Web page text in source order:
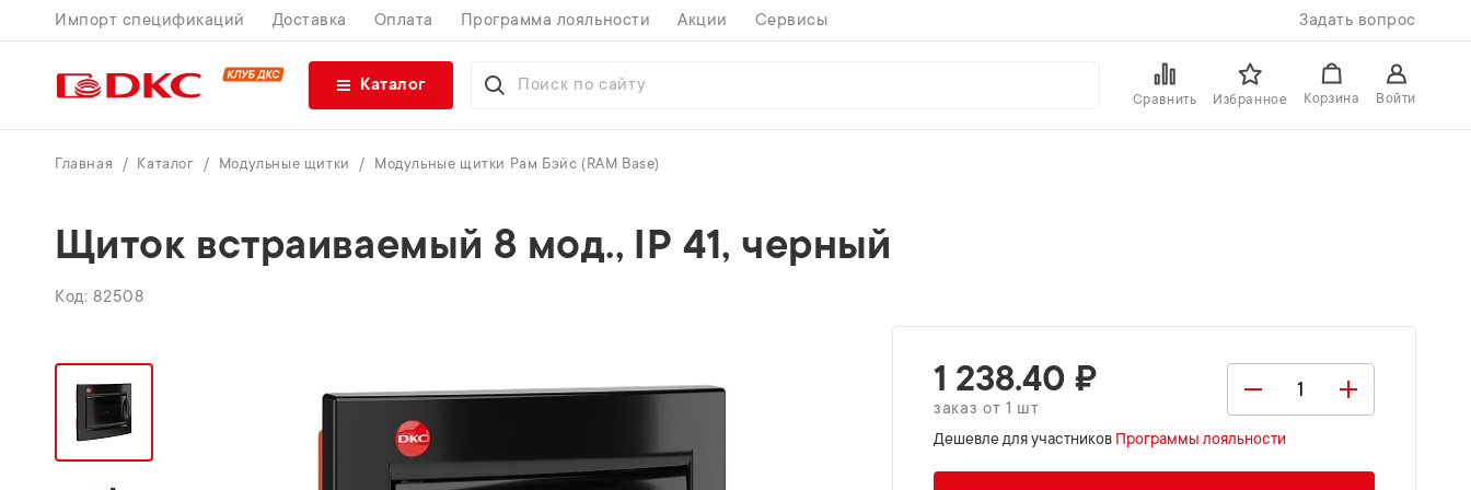
Импорт спецификаций Доставка Оплата Программа лояльности Акции Сервисы Задать вопрос
Каталог
Сравнить Избранное Корзина Войти
Главная Каталог Модульные щитки Модульные щитки Рам Бэйс (RAM Base)
Щиток встраиваемый 8 мод., IP 41, черный
82508
1 238.40 ₽
заказ от 1 шт
Дешевле для участников Программы лояльности